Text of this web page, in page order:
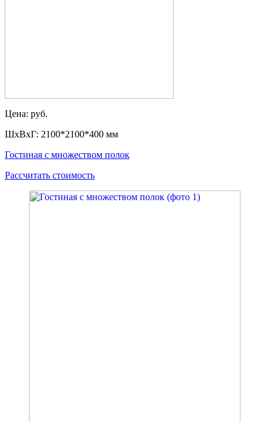
Цена: руб.
ШxВxГ: 2100*2100*400 мм
Гостиная с множеством полок
Рассчитать стоимость